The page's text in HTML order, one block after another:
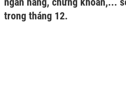
trong tháng 12.